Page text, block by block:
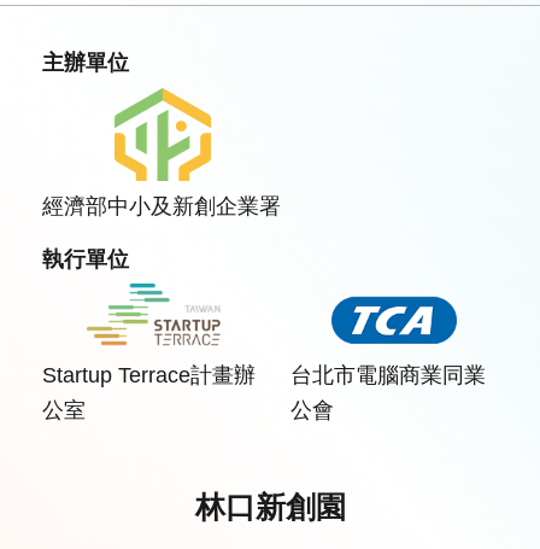
主辦單位
經濟部中小及新創企業署
執行單位
Startup Terrace計畫辦
公室
台北市電腦商業同業
公會
林口新創園